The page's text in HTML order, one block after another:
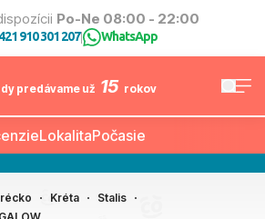
Po-Ne 08:00 - 22:00
910 301 207| WhatsApp
predávame už 15 rokov
LokalitaPočasie
Kréta
Stalis